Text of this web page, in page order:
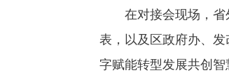
在对接会现场，省外
表，以及区政府办、
字赋能转型发展共创